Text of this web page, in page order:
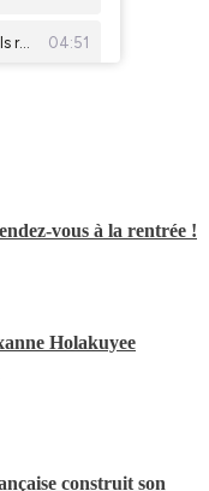
vous à la rentrée !
Holakuyee
construit son